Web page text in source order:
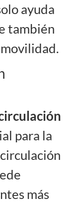
ayuda
también
para la
más